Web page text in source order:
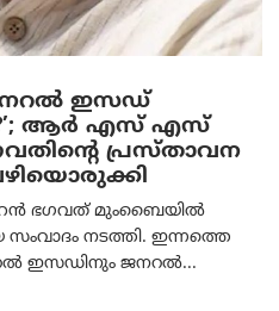
ഇസഡ്
ആര്‍ എസ് എസ്
പ്രസ്താവന
ഭഗവത് മുംബൈയിൽ
നടത്തി. ഇന്നത്തെ
ഇസഡിനും ജനറൽ...